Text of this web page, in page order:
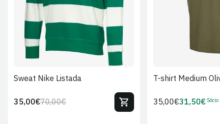
Sweat Nike Listada
Preço
70,00€Preço
35,00€
T-shirt Medium
Preço
35,00€Preço
31,50€ Sócio